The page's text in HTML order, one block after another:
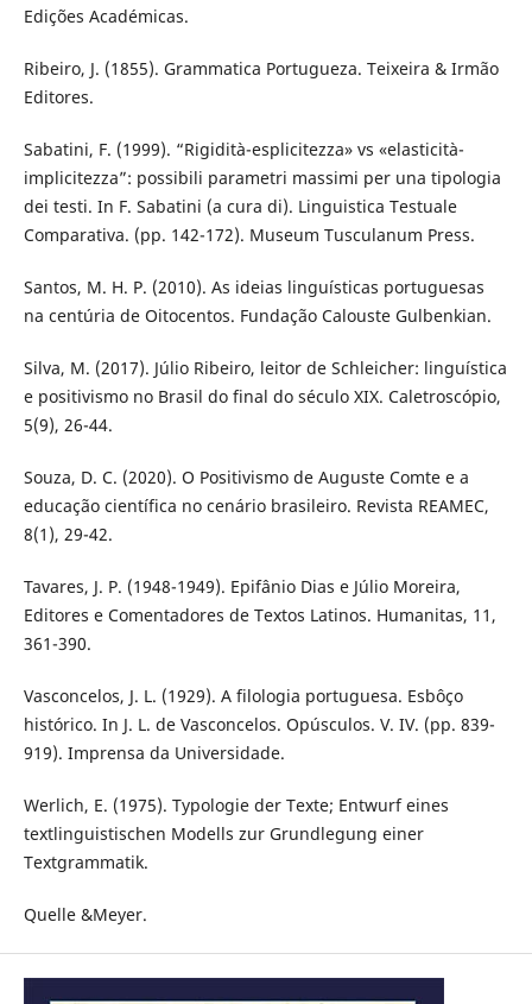
Edições Académicas.
Ribeiro, J. (1855). Grammatica Portugueza. Teixeira & Irmão
Editores.
Sabatini, F. (1999). “Rigidità-esplicitezza» vs «elasticità-
implicitezza”: possibili parametri massimi per una tipologia
dei testi. In F. Sabatini (a cura di). Linguistica Testuale
Comparativa. (pp. 142-172). Museum Tusculanum Press.
Santos, M. H. P. (2010). As ideias linguísticas portuguesas
na centúria de Oitocentos. Fundação Calouste Gulbenkian.
Silva, M. (2017). Júlio Ribeiro, leitor de Schleicher: linguística
e positivismo no Brasil do final do século XIX. Caletroscópio,
5(9), 26-44.
Souza, D. C. (2020). O Positivismo de Auguste Comte e a
educação científica no cenário brasileiro. Revista REAMEC,
8(1), 29-42.
Tavares, J. P. (1948-1949). Epifânio Dias e Júlio Moreira,
Editores e Comentadores de Textos Latinos. Humanitas, 11,
361-390.
Vasconcelos, J. L. (1929). A filologia portuguesa. Esbôço
histórico. In J. L. de Vasconcelos. Opúsculos. V. IV. (pp. 839-
919). Imprensa da Universidade.
Werlich, E. (1975). Typologie der Texte; Entwurf eines
textlinguistischen Modells zur Grundlegung einer
Textgrammatik.
Quelle &Meyer.